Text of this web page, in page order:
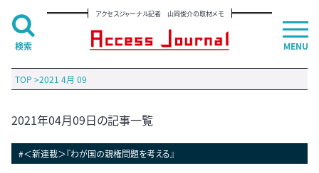
アクセスジャーナル記者 山岡俊介の取材メモ
TOP >2021 4月 09
2021年04月09日の記事一覧
#＜新連載＞『わが国の親権問題を考える』
MENU
検索